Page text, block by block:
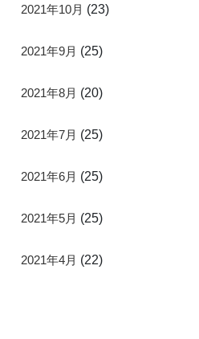
2021年10月 (23)
2021年9月 (25)
2021年8月 (20)
2021年7月 (25)
2021年6月 (25)
2021年5月 (25)
2021年4月 (22)